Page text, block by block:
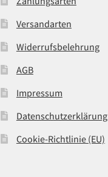
Versandarten
Widerrufsbelehrung
AGB
Impressum
Datenschutzerklärung
Cookie-Richtlinie (EU)